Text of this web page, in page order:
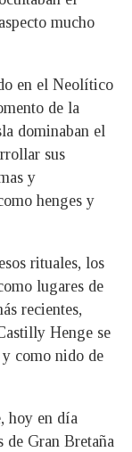
mucho
en el Neolítico
de la
dominaban el
sus
y
henges y
rituales, los
lugares de
recientes,
Henge se
como nido de
hoy en día
de Gran Bretaña